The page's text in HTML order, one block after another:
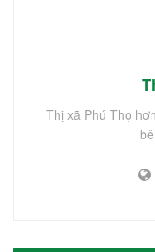
Thị xã Phú Thọ